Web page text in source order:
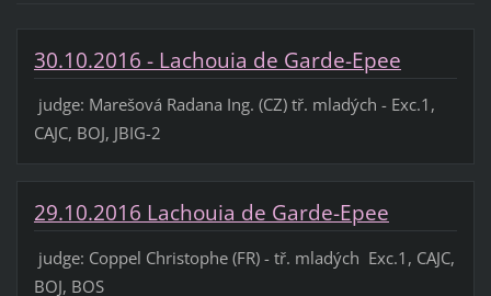
30.10.2016 - Lachouia de Garde-Epee
judge: Marešová Radana Ing. (CZ) tř. mladých - Exc.1,
CAJC, BOJ, JBIG-2
29.10.2016 Lachouia de Garde-Epee
judge: Coppel Christophe (FR) - tř. mladých Exc.1, CAJC,
BOJ, BOS